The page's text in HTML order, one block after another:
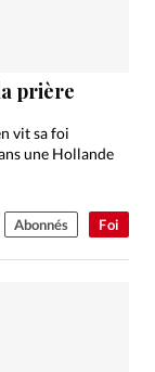
Monde
Foi
prière
vit sa foi
une Hollande
Abonnés